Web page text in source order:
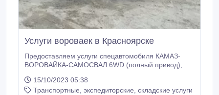
Услуги вороваек в Красноярске
Предоставляем услуги спецавтомобиля КАМАЗ-
ВОРОВАЙКА-САМОСВАЛ 6WD (полный привод),
20м., шириной2, 40м., самосвальный объем кузова
10м3.(разгрузка происходит с боку грузового
15/10/2023 05:38
Транспортные, экспедиторские, складские услуги